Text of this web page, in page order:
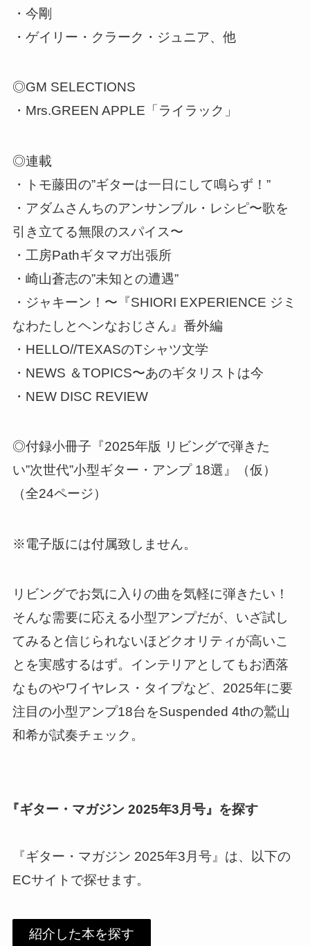
・今剛
・ゲイリー・クラーク・ジュニア、他
◎GM SELECTIONS
・Mrs.GREEN APPLE「ライラック」
◎連載
・トモ藤田の”ギターは一日にして鳴らず！”
・アダムさんちのアンサンブル・レシピ〜歌を
引き立てる無限のスパイス〜
・工房Pathギタマガ出張所
・崎山蒼志の”未知との遭遇”
・ジャキーン！〜『SHIORI EXPERIENCE ジミ
なわたしとヘンなおじさん』番外編
・HELLO//TEXASのTシャツ文学
・NEWS ＆TOPICS〜あのギタリストは今
・NEW DISC REVIEW
◎付録小冊子『2025年版 リビングで弾きた
い”次世代”小型ギター・アンプ 18選』（仮）
（全24ページ）
※電子版には付属致しません。
リビングでお気に入りの曲を気軽に弾きたい！
そんな需要に応える小型アンプだが、いざ試し
てみると信じられないほどクオリティが高いこ
とを実感するはず。インテリアとしてもお洒落
なものやワイヤレス・タイプなど、2025年に要
注目の小型アンプ18台をSuspended 4thの鷲山
和希が試奏チェック。
『ギター・マガジン 2025年3月号』を探す
『ギター・マガジン 2025年3月号』は、以下の
ECサイトで探せます。
紹介した本を探す